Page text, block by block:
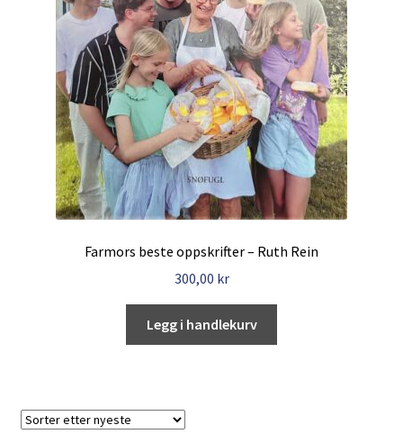
Personvernerklæring
Farmors beste oppskrifter – Ruth Rein
300,00 kr
Legg i handlekurv